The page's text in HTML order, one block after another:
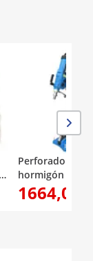
Perforadora de
hormigón - con
soporte - 3700
hasta 1230
1664,00